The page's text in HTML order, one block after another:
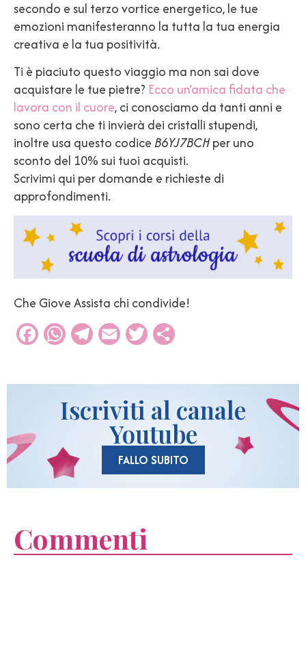
secondo e sul terzo vortice energetico, le tue
emozioni manifesteranno la tutta la tua energia
creativa e la tua positività.
Ti è piaciuto questo viaggio ma non sai dove
acquistare le tue pietre? Ecco un’amica fidata che
lavora con il cuore, ci conosciamo da tanti anni e
sono certa che ti invierà dei cristalli stupendi,
inoltre usa questo codiceB6YJ7BCHper uno
sconto del 10% sui tuoi acquisti.
Scrivimi qui per domande e richieste di
approfondimenti.
Che Giove Assista chi condivide!
Facebook
WhatsApp
Telegram
EmailTwitter
Iscriviti al canale
Youtube
FALLO SUBITO
Commenti